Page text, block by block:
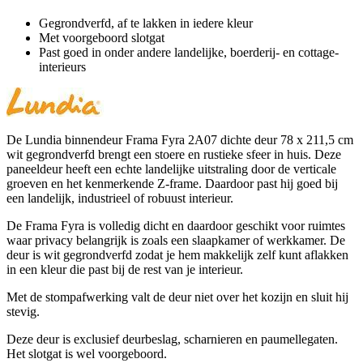
Gegrondverfd, af te lakken in iedere kleur
Met voorgeboord slotgat
Past goed in onder andere landelijke, boerderij- en cottage-
interieurs
De Lundia binnendeur Frama Fyra 2A07 dichte deur 78 x 211,5 cm
wit gegrondverfd brengt een stoere en rustieke sfeer in huis. Deze
paneeldeur heeft een echte landelijke uitstraling door de verticale
groeven en het kenmerkende Z-frame. Daardoor past hij goed bij
een landelijk, industrieel of robuust interieur.
De Frama Fyra is volledig dicht en daardoor geschikt voor ruimtes
waar privacy belangrijk is zoals een slaapkamer of werkkamer. De
deur is wit gegrondverfd zodat je hem makkelijk zelf kunt aflakken
in een kleur die past bij de rest van je interieur.
Met de stompafwerking valt de deur niet over het kozijn en sluit hij
stevig.
Deze deur is exclusief deurbeslag, scharnieren en paumellegaten.
Het slotgat is wel voorgeboord.